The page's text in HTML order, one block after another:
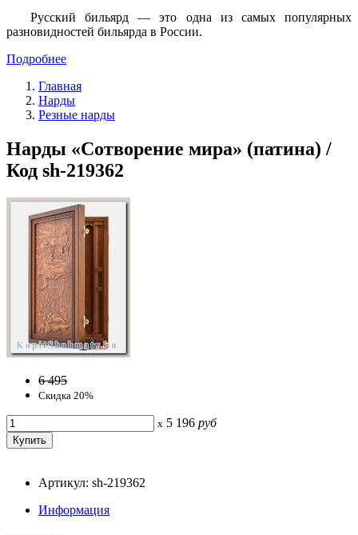
Русский бильярд — это одна из самых популярных
разновидностей бильярда в России.
Подробнее
Главная
Нарды
Резные нарды
Нарды «Сотворение мира» (патина) /
Код sh-219362
6 495
Скидка 20%
x 5 196 руб
Артикул: sh-219362
Информация